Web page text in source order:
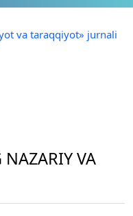
va taraqqiyot» jurnali
NAZARIY VA